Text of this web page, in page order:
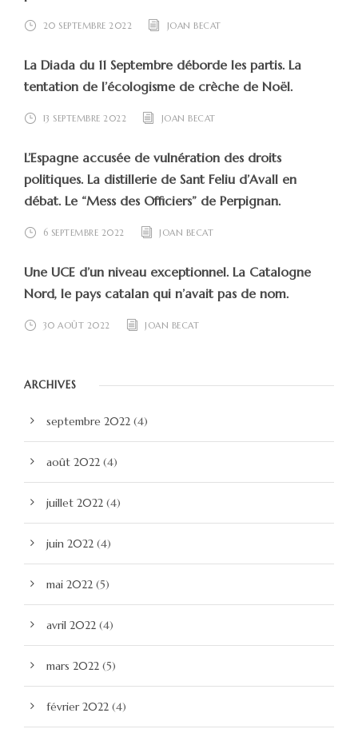
20 SEPTEMBRE 2022 JOAN BECAT
La Diada du 11 Septembre déborde les partis. La
tentation de l’écologisme de crèche de Noël.
13 SEPTEMBRE 2022 JOAN BECAT
L’Espagne accusée de vulnération des droits
politiques. La distillerie de Sant Feliu d’Avall en
débat. Le “Mess des Officiers” de Perpignan.
6 SEPTEMBRE 2022 JOAN BECAT
Une UCE d’un niveau exceptionnel. La Catalogne
Nord, le pays catalan qui n’avait pas de nom.
30 AOÛT 2022 JOAN BECAT
ARCHIVES
septembre 2022 (4)
août 2022 (4)
juillet 2022 (4)
juin 2022 (4)
mai 2022 (5)
avril 2022 (4)
mars 2022 (5)
février 2022 (4)